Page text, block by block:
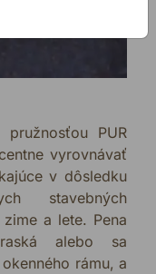
PUR
vyrovnávať
v dôsledku
stavebných
a lete. Pena
alebo sa
rámu, a